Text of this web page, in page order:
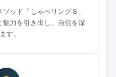
ッド「しゃべリング８」
力を引き出し、自信を深
す。